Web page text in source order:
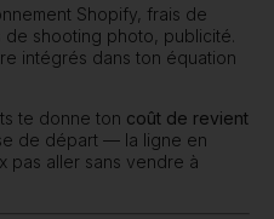
Shopify, frais de
shooting photo, publicité.
intégrés dans ton équation
te donne ton coût de revient
de départ — la ligne en
pas aller sans vendre à
notre